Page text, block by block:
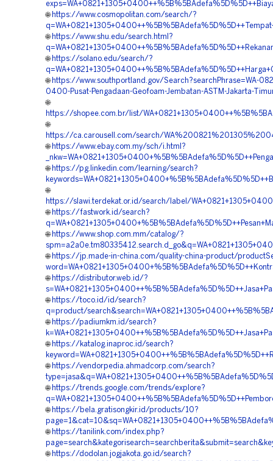
🌐 https://www.cosmopolitan.com/search/?
🌐 https://www.shu.edu/search.html?
🌐 https://solano.edu/search/?
🌐 https://www.southportland.gov/Search?searchPhrase=WA-
0400-Pusat-Pengadaan-Geofoam-Jembatan-ASTM-Jakarta-
🌐
https://shopee.com.br/list/
🌐
https://ca.carousell.com/search/
🌐 https://www.ebay.com.my/sch/i.html?
🌐 https://pg.linkedin.com/learning/search?
🌐
https://slawi.terdekat.or.id/search/label/
🌐 https://fastwork.id/search?
🌐 https://www.shop.com.mm/catalog/?
🌐 https://jp.made-in-china.com/quality-china-product/
🌐 https://distributor.web.id/?
🌐 https://toco.id/id/search?
q=product/
🌐 https://padiumkm.id/search?
🌐 https://katalog.inaproc.id/search?
🌐 https://vendorpedia.ahmadcorp.com/search?
🌐 https://trends.google.com/trends/explore?
🌐 https://bela.gratisongkir.id/products/10?
🌐 https://tanilink.com/index.php?
🌐 https://dodolan.jogjakota.go.id/search?